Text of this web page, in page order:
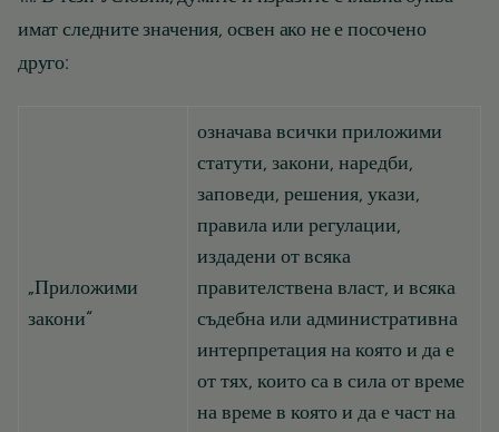
имат следните значения, освен ако не е посочено
друго:
„Приложими
закони“
означава всички приложими
статути, закони, наредби,
заповеди, решения, укази,
правила или регулации,
издадени от всяка
правителствена власт, и всяка
съдебна или административна
интерпретация на която и да е
от тях, които са в сила от време
на време в която и да е част на